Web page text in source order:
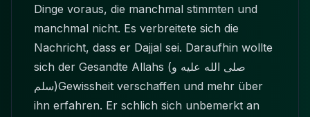
Dinge voraus, die manchmal stimmten und
manchmal nicht. Es verbreitete sich die
Nachricht, dass er Dajjal sei. Daraufhin wollte
sich der Gesandte Allahs (صلى الله عليه و
سلم)Gewissheit verschaffen und mehr über
ihn erfahren. Er schlich sich unbemerkt an